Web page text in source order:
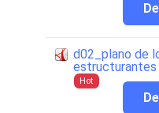
d02_plano de
estructurantes
Hot